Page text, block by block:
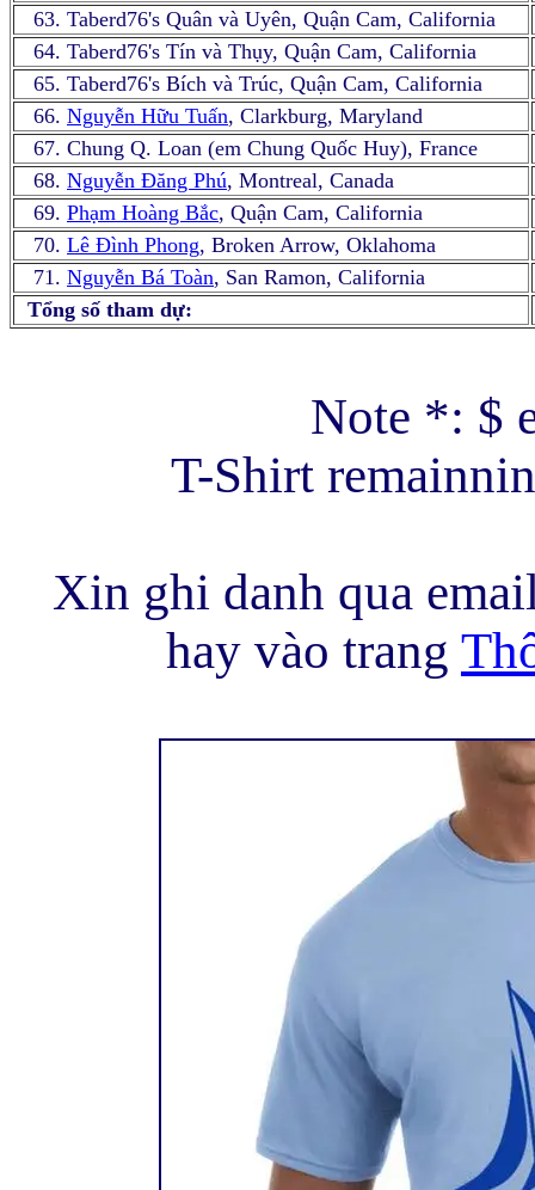
63. Taberd76's Quân và Uyên, Quận Cam, California
64. Taberd76's Tín và Thụy, Quận Cam, California
65. Taberd76's Bích và Trúc, Quận Cam, California
66. Nguyễn Hữu Tuấn, Clarkburg, Maryland
67. Chung Q. Loan (em Chung Quốc Huy), France
68. Nguyễn Đăng Phú, Montreal, Canada
69. Phạm Hoàng Bắc, Quận Cam, California
70. Lê Đình Phong, Broken Arrow, Oklahoma
71. Nguyễn Bá Toàn, San Ramon, California
Tổng số tham dự:
Note *: $
T-Shirt
Xin ghi danh qua
hay vào trang